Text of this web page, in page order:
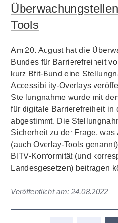
Tools
Am 20. August hat die
Bundes für Barrierefreiheit
kurz Bfit-Bund eine
Accessibility-Overlays
Stellungnahme wurde mit
für digitale Barrierefreiheit in
abgestimmt. Die
Sicherheit zu der Frage,
(auch Overlay-Tools
BITV-Konformität (und
Landesgesetzen) beitragen
Veröffentlicht am: 24.08.2022